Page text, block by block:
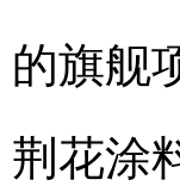
的旗舰
荆花涂